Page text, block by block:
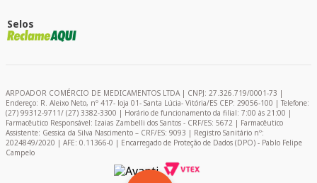
Selos
ARPOADOR COMÉRCIO DE MEDICAMENTOS LTDA | CNPJ: 27.326.719/0001-73 |
Endereço: R. Aleixo Neto, nº 417- loja 01- Santa Lúcia- Vitória/ES CEP: 29056-100 | Telefone:
(27) 99312-9711/ (27) 3382-3300 | Horário de funcionamento da filial: 7:00 às 21:00 |
Farmacêutico Responsável: Izaias Zambelli dos Santos - CRF/ES: 5672 | Farmacêutico
Assistente: Gessica da Silva Nascimento – CRF/ES: 9093 | Registro Sanitário nº:
2024849/2020 | AFE: 0.11366-0 | Encarregado de Proteção de Dados (DPO) - Pablo Felipe
Campelo